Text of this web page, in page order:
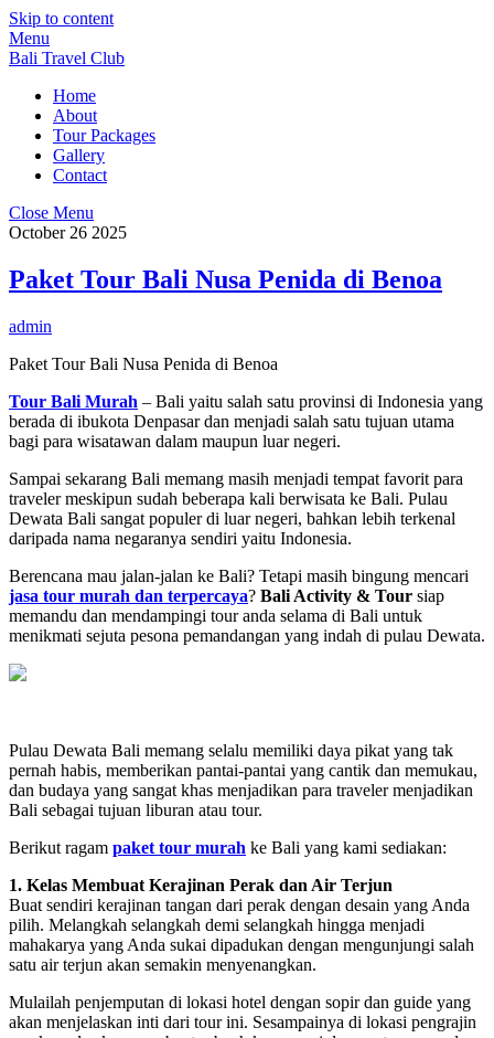
Skip to content
Menu
Bali Travel Club
Home
About
Tour Packages
Gallery
Contact
Close Menu
October 26 2025
Paket Tour Bali Nusa Penida di Benoa
admin
Paket Tour Bali Nusa Penida di Benoa
Tour Bali Murah – Bali yaitu salah satu provinsi di Indonesia yang
berada di ibukota Denpasar dan menjadi salah satu tujuan utama
bagi para wisatawan dalam maupun luar negeri.
Sampai sekarang Bali memang masih menjadi tempat favorit para
traveler meskipun sudah beberapa kali berwisata ke Bali. Pulau
Dewata Bali sangat populer di luar negeri, bahkan lebih terkenal
daripada nama negaranya sendiri yaitu Indonesia.
Berencana mau jalan-jalan ke Bali? Tetapi masih bingung mencari
jasa tour murah dan terpercaya? Bali Activity & Tour siap
memandu dan mendampingi tour anda selama di Bali untuk
menikmati sejuta pesona pemandangan yang indah di pulau Dewata.
Pulau Dewata Bali memang selalu memiliki daya pikat yang tak
pernah habis, memberikan pantai-pantai yang cantik dan memukau,
dan budaya yang sangat khas menjadikan para traveler menjadikan
Bali sebagai tujuan liburan atau tour.
Berikut ragam paket tour murah ke Bali yang kami sediakan:
1. Kelas Membuat Kerajinan Perak dan Air Terjun
Buat sendiri kerajinan tangan dari perak dengan desain yang Anda
pilih. Melangkah selangkah demi selangkah hingga menjadi
mahakarya yang Anda sukai dipadukan dengan mengunjungi salah
satu air terjun akan semakin menyenangkan.
Mulailah penjemputan di lokasi hotel dengan sopir dan guide yang
akan menjelaskan inti dari tour ini. Sesampainya di lokasi pengrajin